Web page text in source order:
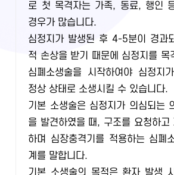
로 첫 목격자는 가족, 동료, 행인
경우가 많습니다.
심정지가 발생된 후 4-5분이 경과
적 손상을 받기 때문에 심정지를 목
심폐소생술을 시작하여야 심정지
정상 상태로 소생시킬 수 있습니다.
기본 소생술은 심정지가 의심되는
을 발견하였을 때, 구조를 요청하고
하며 심장충격기를 적용하는 심폐
계를 말합니다.
기본 소생술의 목적은 환자 발생